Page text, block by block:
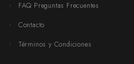
FAQ Preguntas Frecuentes
Contacto
Términos y Condiciones